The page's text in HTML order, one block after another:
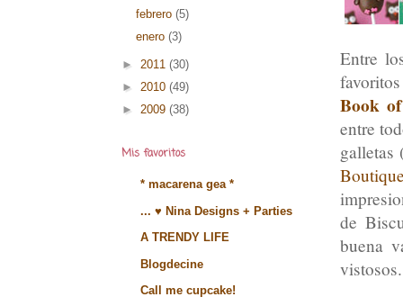
Entre
Book
entre
galletas
de
buena
vistosos.
febrero (5)
enero (3)
► 2011 (30)
► 2010 (49)
► 2009 (38)
Mis favoritos
* macarena gea *
... ♥ Nina Designs + Parties
A TRENDY LIFE
Blogdecine
Call me cupcake!